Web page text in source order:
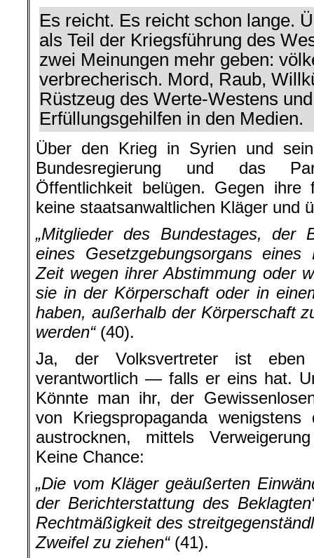
Es reicht. Es reicht schon lange.
als Teil der Kriegsführung des
zwei Meinungen mehr geben:
verbrecherisch. Mord, Raub,
Rüstzeug des Werte-Westens
Erfüllungsgehilfen in den Medien.
Über den Krieg in Syrien und
Bundesregierung und das
Öffentlichkeit belügen. Gegen
keine staatsanwaltlichen Kläger und
„Mitglieder des Bundestages, der
eines Gesetzgebungsorgans
Zeit wegen ihrer Abstimmung oder
sie in der Körperschaft oder in
haben, außerhalb der Körperschaft
werden“(40).
Ja, der Volksvertreter ist eben
verantwortlich — falls er eins hat.
Könnte man ihr, der
von Kriegspropaganda
austrocknen, mittels
Keine Chance:
„Die vom Kläger geäußerten
der Berichterstattung des
Rechtmäßigkeit des
Zweifel zu ziehen“(41).